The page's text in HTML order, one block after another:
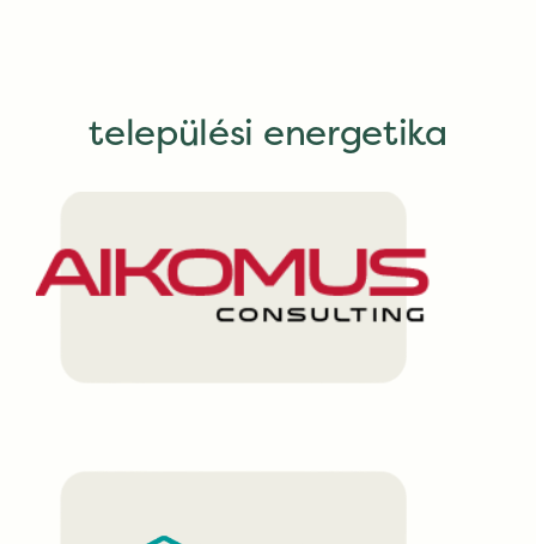
települési energetika